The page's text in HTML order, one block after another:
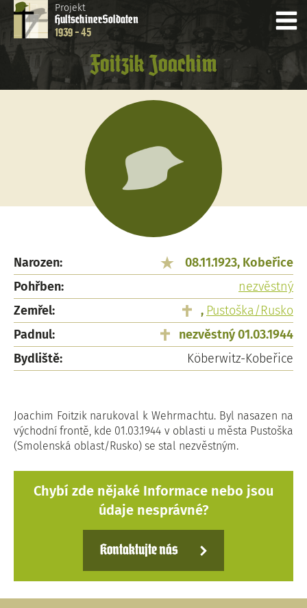
Projekt
HultschinerSoldaten
1939 - 45
Foitzik Joachim
Narozen:
08.11.1923, Kobeřice
Pohřben:
nezvěstný
Zemřel:
, Pustoška/Rusko
Padnul:
nezvěstný 01.03.1944
Bydliště:
Köberwitz-Kobeřice
Joachim Foitzik narukoval k Wehrmachtu. Byl nasazen na
východní frontě, kde 01.03.1944 v oblasti u města Pustoška
(Smolenská oblast/Rusko) se stal nezvěstným.
Chybí zde nějaké Informace nebo jsou
údaje nesprávné?
Kontaktujte nás